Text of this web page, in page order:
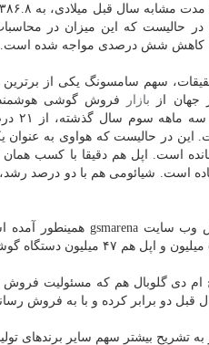
در حالیست كه این میزان در
سهم سامسونگ یكی از برترین
جهان از بازار
فروش گوشی
ام دی گلوبال هم كه مسئولیت فروش
و با به فروش رساندن ۴.۸ میلیون دستگاه سهم خویش را به یك درصد از بازارهای جهانی موبایل
تشریح بیشتر سهم سایر برندهای